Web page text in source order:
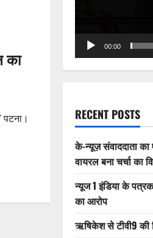
का
00:00
RECENT POSTS
के-न्यूज़ संवाददाता
वायरल बना चर्चा का
न्यूज 1 इंडिया के
का आरोप
ऋषिकेश से टीवी9 की